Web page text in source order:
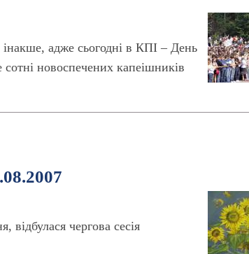
адже сьогодні в КПІ – День
новоспечених капеішників
відбулася чергова сесія